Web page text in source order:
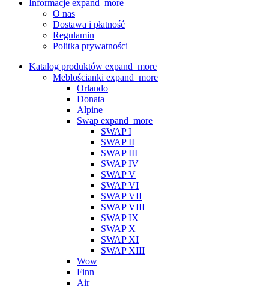
Informacje expand_more
O nas
Dostawa i płatność
Regulamin
Politka prywatności
Katalog produktów expand_more
Meblościanki expand_more
Orlando
Donata
Alpine
Swap expand_more
SWAP I
SWAP II
SWAP III
SWAP IV
SWAP V
SWAP VI
SWAP VII
SWAP VIII
SWAP IX
SWAP X
SWAP XI
SWAP XIII
Wow
Finn
Air